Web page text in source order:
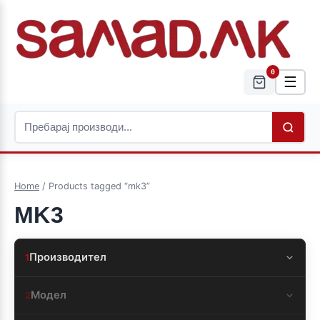
0
☰
Home / Products tagged “mk3”
MK3
1Производител
2Модел